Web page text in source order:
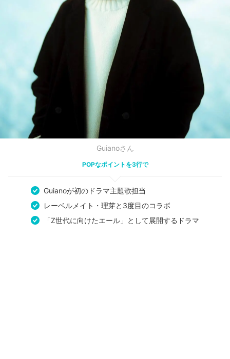
Guianoさん
POPなポイントを3行で
Guianoが初のドラマ主題歌担当
レーベルメイト・理芽と3度目のコラボ
「Z世代に向けたエール」として展開するドラマ